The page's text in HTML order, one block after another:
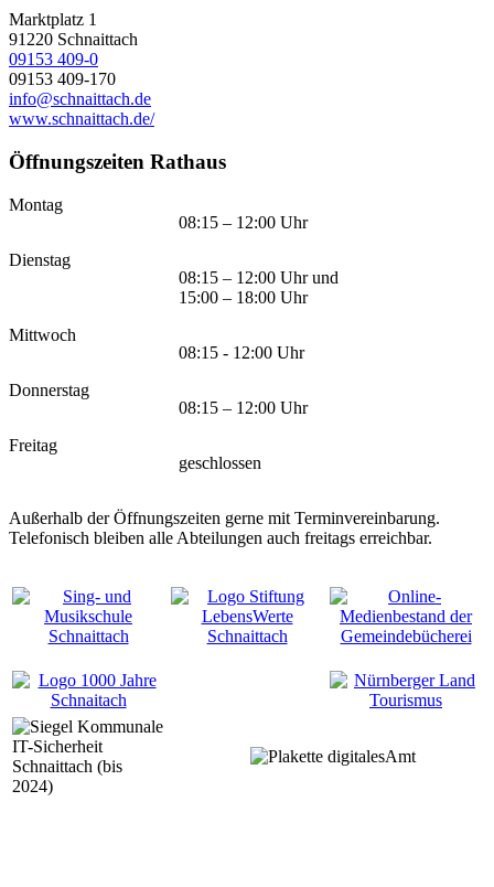
Marktplatz 1
91220 Schnaittach
09153 409-0
09153 409-170
info@schnaittach.de
www.schnaittach.de/
Öffnungszeiten Rathaus
Montag
08:15 – 12:00 Uhr
Dienstag
08:15 – 12:00 Uhr und
15:00 – 18:00 Uhr
Mittwoch
08:15 - 12:00 Uhr
Donnerstag
08:15 – 12:00 Uhr
Freitag
geschlossen
Außerhalb der Öffnungszeiten gerne mit Terminvereinbarung.
Telefonisch bleiben alle Abteilungen auch freitags erreichbar.